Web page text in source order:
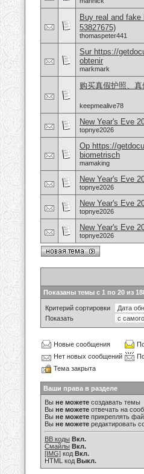
Buy real and
53827675)
thomaspeter441
Sur https://
obtenir
markmark
购买真假护照、
keepmealive78
New Year's Eve
topnye2026
Op https://
biometrisch
mamaking
New Year's Eve
topnye2026
New Year's Eve
topnye2026
New Year's Eve
topnye2026
Показаны темы с 1 по 20 из
Критерий сортировки
Показать
Новые сообщения
Нет новых сообщений
Тема закрыта
Ваши права в разделе
Вы не можете создавать темы
Вы не можете отвечать на
Вы не можете прикреплять
Вы не можете редактировать
BB коды Вкл.
Смайлы Вкл.
[IMG] код Вкл.
HTML код Выкл.